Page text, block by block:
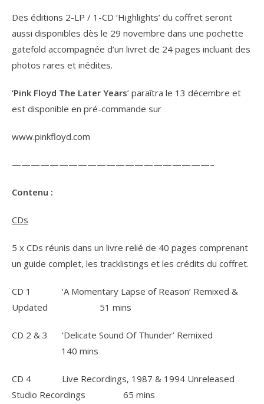
Des éditions 2-LP / 1-CD ‘Highlights’ du coffret seront
aussi disponibles dès le 29 novembre dans une pochette
gatefold accompagnée d’un livret de 24 pages incluant des
photos rares et inédites.
‘Pink Floyd The Later Years’ paraîtra le 13 décembre et
est disponible en pré-commande sur
www.pinkfloyd.com
—————————————————————–
Contenu :
CDs
5 x CDs réunis dans un livre relié de 40 pages comprenant
un guide complet, les tracklistings et les crédits du coffret.
CD 1 ‘A Momentary Lapse of Reason’ Remixed &
Updated 51 mins
CD 2 & 3 ‘Delicate Sound Of Thunder’ Remixed
140 mins
CD 4 Live Recordings, 1987 & 1994 Unreleased
Studio Recordings 65 mins